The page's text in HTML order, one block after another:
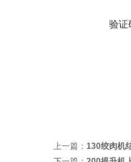
验证
上一篇： 130绞肉机